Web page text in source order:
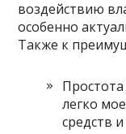
воздействию
особенно
Также к
легко
средств